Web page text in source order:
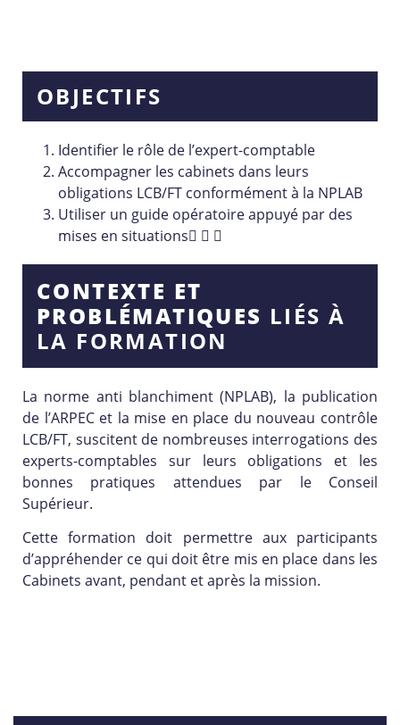
OBJECTIFS
Identifier le rôle de l’expert-comptable
Accompagner les cabinets dans leurs
obligations LCB/FT conformément à la NPLAB
Utiliser un guide opératoire appuyé par des
mises en situations  
CONTEXTE ET
PROBLÉMATIQUES LIÉS À
LA FORMATION
La norme anti blanchiment (NPLAB), la publication
de l’ARPEC et la mise en place du nouveau contrôle
LCB/FT, suscitent de nombreuses interrogations des
experts-comptables sur leurs obligations et les
bonnes pratiques attendues par le Conseil
Supérieur.
Cette formation doit permettre aux participants
d’appréhender ce qui doit être mis en place dans les
Cabinets avant, pendant et après la mission.